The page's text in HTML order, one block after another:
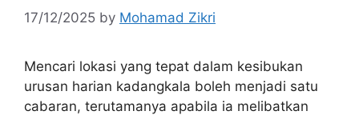
17/12/2025 by Mohamad Zikri
Mencari lokasi yang tepat dalam kesibukan
urusan harian kadangkala boleh menjadi satu
cabaran, terutamanya apabila ia melibatkan